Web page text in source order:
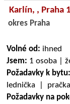
Karlín, , Praha 1
okres Praha
Volné od: ihned
Jsem: 1 osoba |
Požadavky k bytu:
lednička |
Požadavky na